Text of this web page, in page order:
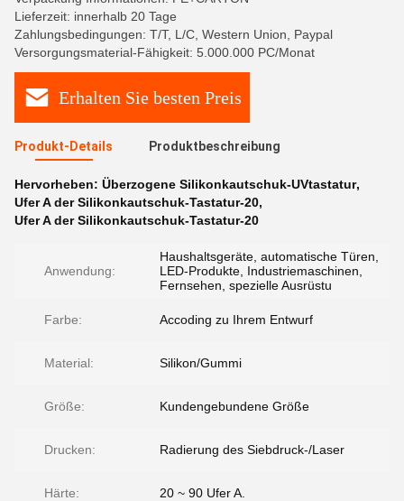
Lieferzeit: innerhalb 20 Tage
Zahlungsbedingungen: T/T, L/C, Western Union, Paypal
Versorgungsmaterial-Fähigkeit: 5.000.000 PC/Monat
Erhalten Sie besten Preis
Produkt-Details Produktbeschreibung
Hervorheben: Überzogene Silikonkautschuk-UVtastatur,
Ufer A der Silikonkautschuk-Tastatur-20,
Ufer A der Silikonkautschuk-Tastatur-20
Anwendung:
Haushaltsgeräte, automatische Türen,
LED-Produkte, Industriemaschinen,
Fernsehen, spezielle Ausrüstu
Farbe: Accoding zu Ihrem Entwurf
Material: Silikon/Gummi
Größe: Kundengebundene Größe
Drucken: Radierung des Siebdruck-/Laser
Härte: 20 ~ 90 Ufer A.